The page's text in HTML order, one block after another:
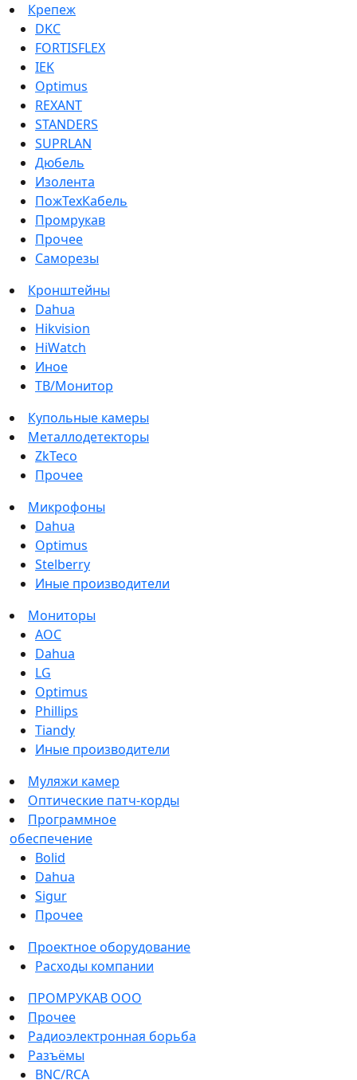
Крепеж
DKC
FORTISFLEX
IEK
Optimus
REXANT
STANDERS
SUPRLAN
Дюбель
Изолента
ПожТехКабель
Промрукав
Прочее
Саморезы
Кронштейны
Dahua
Hikvision
HiWatch
Иное
ТВ/Монитор
Купольные камеры
Металлодетекторы
ZkTeco
Прочее
Микрофоны
Dahua
Optimus
Stelberry
Иные производители
Мониторы
AOC
Dahua
LG
Optimus
Phillips
Tiandy
Иные производители
Муляжи камер
Оптические патч-корды
Программное
обеспечение
Bolid
Dahua
Sigur
Прочее
Проектное оборудование
Расходы компании
ПРОМРУКАВ ООО
Прочее
Радиоэлектронная борьба
Разъёмы
BNC/RCA